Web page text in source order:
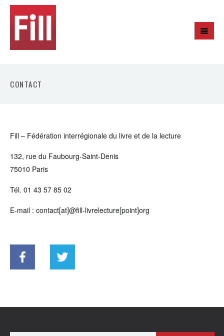
CONTACT
Fill – Fédération interrégionale du livre et de la lecture
132, rue du Faubourg-Saint-Denis
75010 Paris
Tél. 01 43 57 85 02
E-mail : contact[at]@fill-livrelecture[point]org